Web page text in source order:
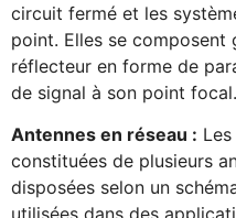
circuit fermé et les
point. Elles se composent
réflecteur en forme de
de signal à son point focal.
Antennes en réseau :
constituées de plusieurs
disposées selon un
utilisées dans des